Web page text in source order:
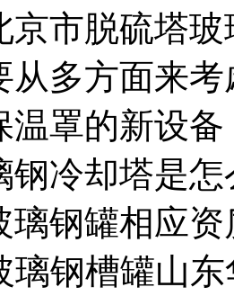
京市脱硫塔玻
从多方面来
温罩的新设备
钢冷却塔是
璃钢罐相应资
璃钢槽罐山